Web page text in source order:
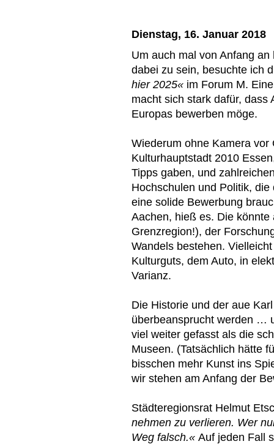
Dienstag, 16. Januar 2018
Um auch mal von Anfang
dabei zu sein, besuchte ich
hier 2025« im Forum M.
macht sich stark dafür, dass
Europas bewerben möge.
Wiederum ohne Kamera
Kulturhauptstadt 2010
Tipps gaben, und
Hochschulen und Politik,
eine solide Bewerbung
Aachen, hieß es. Die
Grenzregion!), der
Wandels bestehen.
Kulturguts, dem Auto, in
Varianz.
Die Historie und der aue
überbeansprucht werden …
viel weiter gefasst als die
Museen. (Tatsächlich hätte
bisschen mehr Kunst ins
wir stehen am Anfang der
Städteregionsrat Helmut
nehmen zu verlieren. Wer
Weg falsch.« Auf jeden Fall